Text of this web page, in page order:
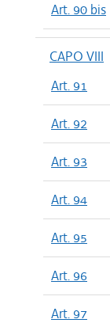
Art. 90 bis
CAPO VIII
Art. 91
Art. 92
Art. 93
Art. 94
Art. 95
Art. 96
Art. 97